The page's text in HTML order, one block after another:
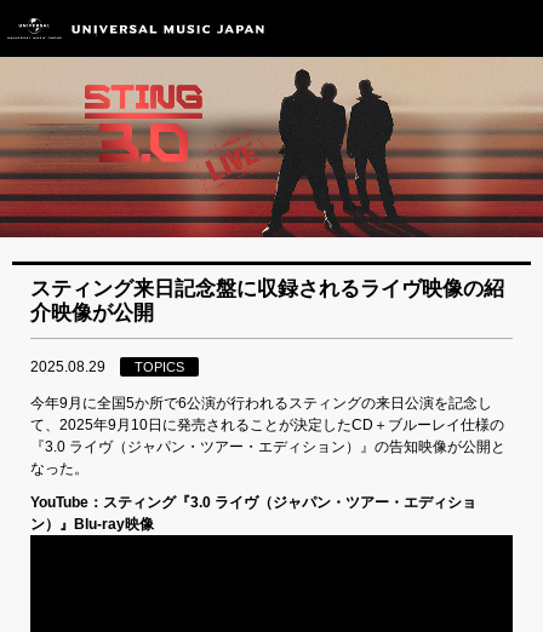
スティング来日記念盤に収録されるライヴ映像の紹
介映像が公開
2025.08.29 TOPICS
今年9月に全国5か所で6公演が行われるスティングの来日公演を記念し
て、2025年9月10日に発売されることが決定したCD＋ブルーレイ仕様の
『3.0 ライヴ（ジャパン・ツアー・エディション）』の告知映像が公開と
なった。
YouTube：スティング『3.0 ライヴ（ジャパン・ツアー・エディショ
ン）』Blu-ray映像